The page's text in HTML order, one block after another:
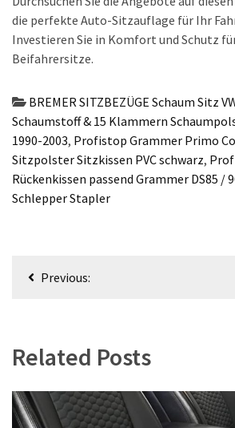
die perfekte Auto-Sitzauflage für Ihr
Investieren Sie in Komfort und Schutz
Beifahrersitze.
BREMER SITZBEZÜGE Schaum Sitz
Schaumstoff & 15 Klammern
1990-2003, Profistop Grammer Primo
Sitzpolster Sitzkissen PVC schwarz,
Rückenkissen passend Grammer DS85 /
Schlepper Stapler
Beitragsnavigation
Previous:
Related Posts